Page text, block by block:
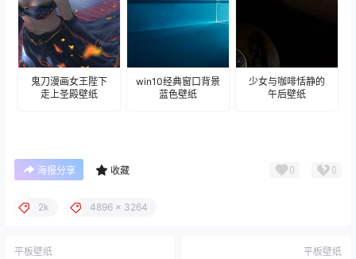
鬼刀漫画女王陛下
走上圣殿壁纸
win10经典窗口背景
蓝色壁纸
少女与咖啡恬静的
午后壁纸
海报分享 收藏 0 0
2k 4896 x 3264
平板壁纸 平板壁纸